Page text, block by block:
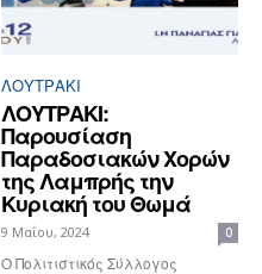
ΛΟΥΤΡΆΚΙ
ΛΟΥΤΡΑΚΙ:
Παρουσίαση
Παραδοσιακών Χορών
της Λαμπρής την
Κυριακή του Θωμά
9 Μαΐου, 2024 0
Ο Πολιτιστικός Σύλλογος